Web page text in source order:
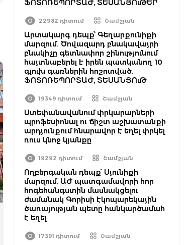
ՖՈՏՈՌԵՊՈՐՏԱԺ, ՏԵՍԱՆՅՈւԹԵՐ
22982 դիտում Շամշյան
Արտակարգ դեպք՝ Գեղարքունիքի
մարզում. Ծովազարդ բնակավայրի
բնակիչը գետնափոր շինությունում
հայտնաբերել է իրեն պատկանող 10
գլուխ գառներին հոշոտված.
ՖՈՏՈՌԵՊՈՐՏԱԺ, ՏԵՍԱՆՅՈւԹ
19349 դիտում Շամշյան
Ստեփանավանում փրկարարների
պրոֆեսիոնալ ու ճիշտ աշխատանքի
արդյունքում հնարավոր է եղել փրկել
ռուս կնոջ կյանքը
19292 դիտում Շամշյան
Ողբերգական դեպք՝ Սյունիքի
մարզում. ԱԺ պատգամավորի հոր
հոգեհանգստին մասնակցելու
ժամանակ Գորիսի էկոպարեկային
ծառայության պետը հանկարծամահ
է եղել
17391 դիտում Շամշյան